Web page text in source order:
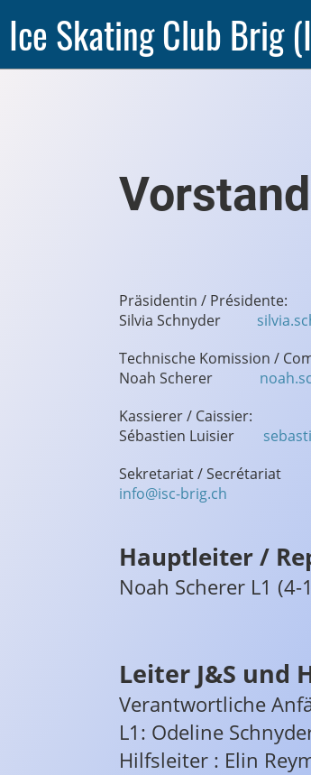
Ice Skating Club Brig
Präsidentin / Présidente:
Silvia Schnyder
Technische Komission /
Noah Scherer
Kassierer / Caissier:
Sébastien Luisier
Sekretariat / Secrétariat
info@isc-brig.ch
Hauptleiter /
Noah Scherer L1
Leiter J&S und
Verantwortliche
L1: Odeline
Hilfsleiter : Elin